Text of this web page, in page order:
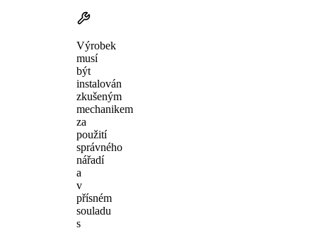
Výrobek
musí
být
instalován
zkušeným
mechanikem
za
použití
správného
nářadí
a
v
přísném
souladu
s